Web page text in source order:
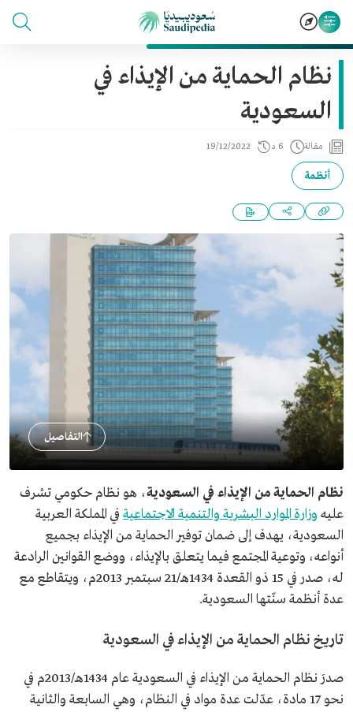
نظام الحماية من الإيذاء في
السعودية
مقالة 6 د 19/12/2022
أنظمة
التفاصيل
نظام الحماية من الإيذاء في السعودية، هو نظام حكومي تشرف
عليه وزارة الموارد البشرية والتنمية الاجتماعية في المملكة العربية
السعودية، يهدف إلى ضمان توفير الحماية من الإيذاء بجميع
أنواعه، وتوعية المجتمع فيما يتعلق بالإيذاء، ووضع القوانين الرادعة
له، صدر في 15 ذو القعدة 1434هـ/21 سبتمبر 2013م، ويتقاطع مع
عدة أنظمة سنّتها السعودية.
تاريخ نظام الحماية من الإيذاء في السعودية
صدرَ نظام الحماية من الإيذاء في السعودية عام 1434هـ/2013م في
نحو 17 مادة، عدّلت عدة مواد في النظام، وهي السابعة والثانية